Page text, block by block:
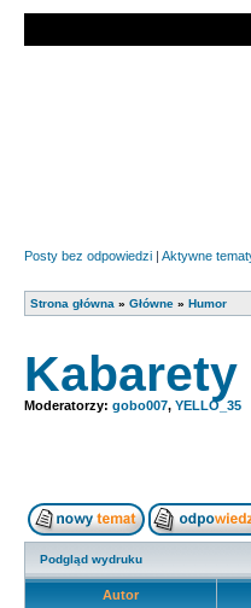
Posty bez odpowiedzi | Aktywne
Strona główna » Główne » Humor
Kabarety
Moderatorzy: gobo007, YELLO_35
Podgląd wydruku
Autor